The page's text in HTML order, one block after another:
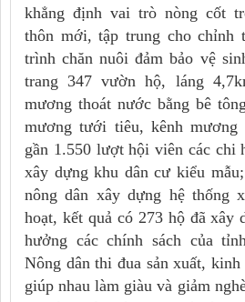
khẳng định vai trò nòng cốt
thôn mới, tập trung cho chỉnh
trình chăn nuôi đảm bảo vệ
trang 347 vườn hộ, láng
mương thoát nước bằng bê
mương tưới tiêu, kênh mương
gần 1.550 lượt hội viên các chi
xây dựng khu dân cư kiểu
nông dân xây dựng hệ thống
hoạt, kết quả có 273 hộ đã xây
hưởng các chính sách của
Nông dân thi đua sản xuất,
giúp nhau làm giàu và giảm